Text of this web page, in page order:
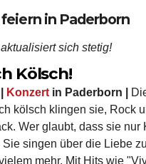
feiern in Paderborn
sich stetig!
Kölsch!
Konzert in Paderborn |
kölsch klingen sie, Rock
Wer glaubt, dass sie nur
Sie singen über die Liebe
mehr. Mit Hits wie